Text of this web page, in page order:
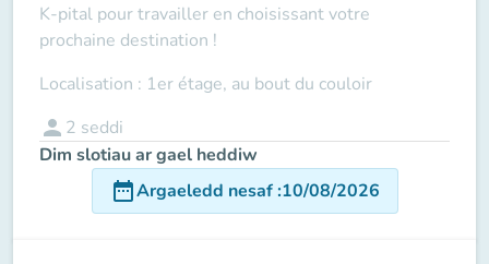
K-pital pour travailler en choisissant votre
prochaine destination !
Localisation : 1er étage, au bout du couloir
person 2 seddi
Dim slotiau ar gael heddiw
date_rangeArgaeledd nesaf:10/08/2026